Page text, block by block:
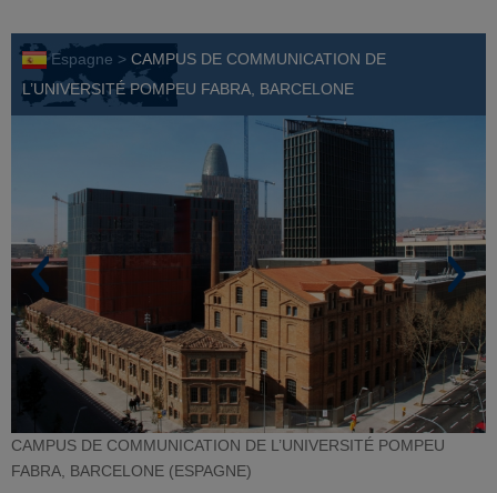
Espagne > CAMPUS DE COMMUNICATION DE
L’UNIVERSITÉ POMPEU FABRA, BARCELONE
CAMPUS DE COMMUNICATION DE L’UNIVERSITÉ POMPEU
FABRA, BARCELONE (ESPAGNE)